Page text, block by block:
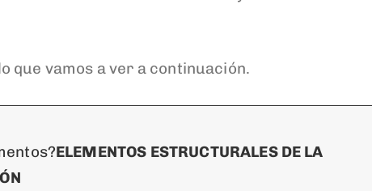
que vamos a ver a continuación.
ELEMENTOS ESTRUCTURALES DE LA